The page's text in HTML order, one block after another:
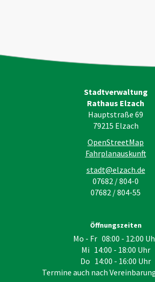
Stadtverwaltung
Rathaus Elzach
Hauptstraße 69
79215 Elzach
OpenStreetMap
Fahrplanauskunft
stadt@elzach.de
07682 / 804-0
07682 / 804-55
Öffnungszeiten
Mo - Fr 08:00 - 12:00
Mi 14:00 - 18:00 Uhr
Do 14:00 - 16:00 Uhr
Termine auch nach